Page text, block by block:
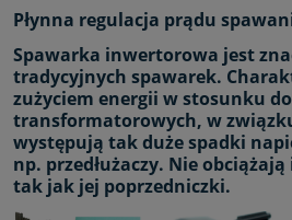
Płynna regulacja prądu
Spawarka inwertorowa jest
tradycyjnych spawarek.
zużyciem energii w stosunku
transformatorowych, w
występują tak duże spadki
np. przedłużaczy. Nie
tak jak jej poprzedniczki.